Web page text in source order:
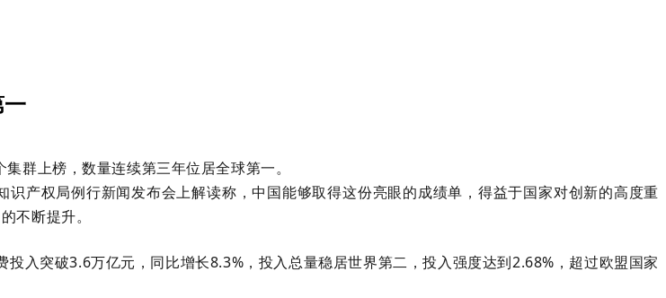
一
群上榜，数量连续第三年位居全球第一。
产权局例行新闻发布会上解读称，中国能够取得这份亮眼的成绩单，得益于国家对创新的高度重
不断提升。
入突破3.6万亿元，同比增长8.3%，投入总量稳居世界第二，投入强度达到2.68%，超过欧盟国家